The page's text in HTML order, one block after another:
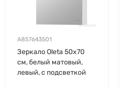
A857643501
Зеркало Oleta 50х70
см, белый матовый,
левый, с подсветкой